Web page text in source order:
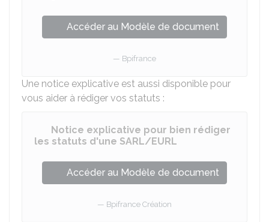
Accéder au Modèle de document
Bpifrance
Une notice explicative est aussi disponible pour
vous aider à rédiger vos statuts :
Notice explicative pour bien rédiger
les statuts d'une SARL/EURL
Accéder au Modèle de document
Bpifrance Création